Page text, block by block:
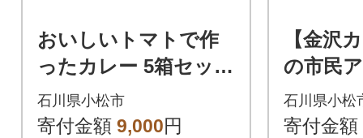
おいしいトマトで作
ったカレー 5箱セット
レトルトカレー トマ
トカレー
石川県小松市
寄付金額 9,000円
【金沢
の市民
トカレ
石川県小松
寄付金額